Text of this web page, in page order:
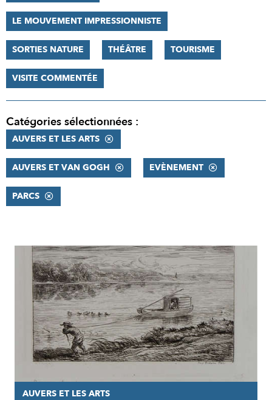
LE MOUVEMENT IMPRESSIONNISTE
SORTIES NATURE THÉÂTRE TOURISME
VISITE COMMENTÉE
Catégories sélectionnées :
AUVERS ET LES ARTS
AUVERS ET VAN GOGH EVÈNEMENT
PARCS
RÉSULTATS
AUVERS ET LES ARTS